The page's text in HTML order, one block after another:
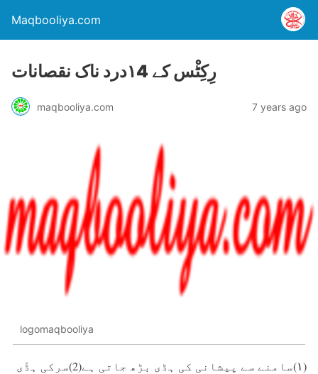
Maqbooliya.com
رِکِٹْس کے ۱4درد ناک نقصانات
maqbooliya.com 7 years ago
logomaqbooliya
(۱)سامنے سے پیشانی کی ہڈی بڑھ جاتی ہے(2)سرکی ہڈّی